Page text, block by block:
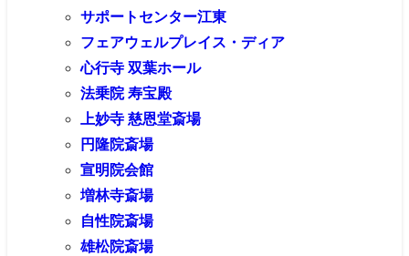
サポートセンター江東
フェアウェルプレイス・ディア
心行寺 双葉ホール
法乗院 寿宝殿
上妙寺 慈恩堂斎場
円隆院斎場
宣明院会館
増林寺斎場
自性院斎場
雄松院斎場